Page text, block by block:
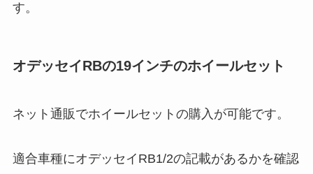
す。
オデッセイRBの19インチのホイールセット
ネット通販でホイールセットの購入が可能です。
適合車種にオデッセイRB1/2の記載があるかを確認